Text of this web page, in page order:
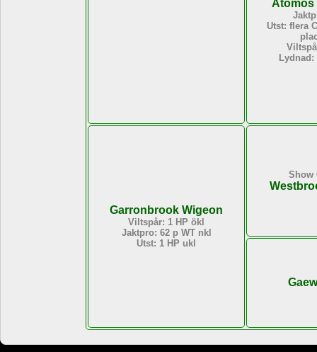
Atomos
Utst: flera
Lydnad:
Garronbrook Wigeon
Viltspår: 1 HP ökl
Jaktpro: 62 p WT nkl
Utst: 1 HP ukl
Show